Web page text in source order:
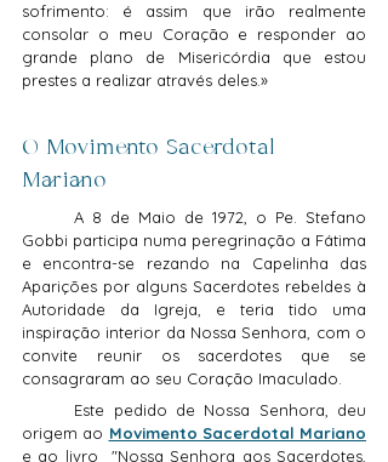
sofrimento: é assim que irão realmente
consolar o meu Coração e responder ao
grande plano de Misericórdia que estou
prestes a realizar através deles.»
O Movimento Sacerdotal
Mariano
Gobbi participa numa peregrinação a Fátima
e encontra-se rezando na Capelinha das
Aparições por alguns Sacerdotes rebeldes à
Autoridade da Igreja, e teria tido uma
inspiração interior da Nossa Senhora, com o
convite reunir os sacerdotes que se
consagraram ao seu Coração Imaculado.
origem ao Movimento Sacerdotal Mariano
e ao livro  "Nossa Senhora aos Sacerdotes,